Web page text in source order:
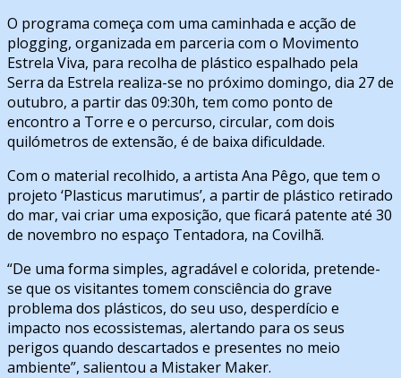
O programa começa com uma caminhada e acção de
plogging, organizada em parceria com o Movimento
Estrela Viva, para recolha de plástico espalhado pela
Serra da Estrela realiza-se no próximo domingo, dia 27 de
outubro, a partir das 09:30h, tem como ponto de
encontro a Torre e o percurso, circular, com dois
quilómetros de extensão, é de baixa dificuldade.
Com o material recolhido, a artista Ana Pêgo, que tem o
projeto ‘Plasticus marutimus’, a partir de plástico retirado
do mar, vai criar uma exposição, que ficará patente até 30
de novembro no espaço Tentadora, na Covilhã.
“De uma forma simples, agradável e colorida, pretende-
se que os visitantes tomem consciência do grave
problema dos plásticos, do seu uso, desperdício e
impacto nos ecossistemas, alertando para os seus
perigos quando descartados e presentes no meio
ambiente”, salientou a Mistaker Maker.